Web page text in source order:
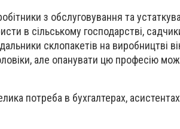
з обслуговування та
в сільському господарстві,
склопакетів на виробництві
але опанувати цю професію
потреба в бухгалтерах,